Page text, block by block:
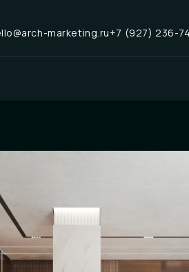
marketing.ru+7 (927) 236-